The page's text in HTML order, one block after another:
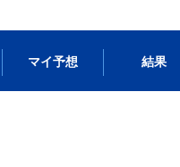
マイ予想 結果